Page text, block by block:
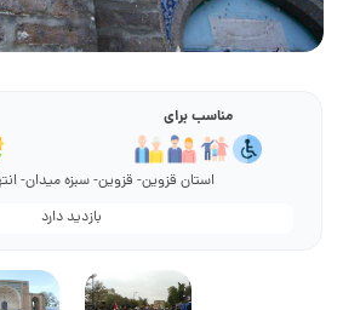
مناسب برای
استان قزوین- قزوین- سبزه میدان-
بازدید دارد